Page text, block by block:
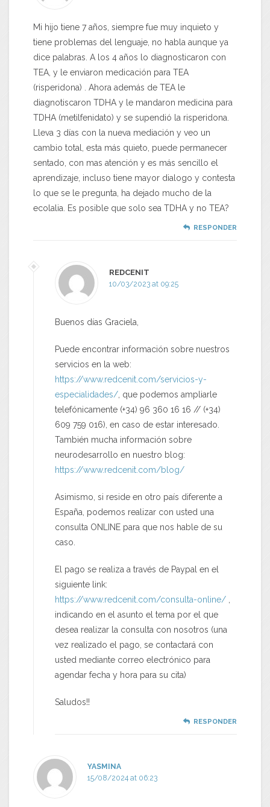
Mi hijo tiene 7 años, siempre fue muy inquieto y
tiene problemas del lenguaje, no habla aunque ya
dice palabras. A los 4 años lo diagnosticaron con
TEA, y le enviaron medicación para TEA
(risperidona) . Ahora además de TEA le
diagnotiscaron TDHA y le mandaron medicina para
TDHA (metilfenidato) y se supendió la risperidona.
Lleva 3 días con la nueva mediación y veo un
cambio total, esta más quieto, puede permanecer
sentado, con mas atención y es más sencillo el
aprendizaje, incluso tiene mayor dialogo y contesta
lo que se le pregunta, ha dejado mucho de la
ecolalia. Es posible que solo sea TDHA y no TEA?
RESPONDER
REDCENIT
10/03/2023 at 09:25
Buenos días Graciela,
Puede encontrar información sobre nuestros
servicios en la web:
https://www.redcenit.com/servicios-y-
especialidades/ , que podemos ampliarle
telefónicamente (+34) 96 360 16 16 // (+34)
609 759 016), en caso de estar interesado.
También mucha información sobre
neurodesarrollo en nuestro blog:
https://www.redcenit.com/blog/
Asimismo, si reside en otro país diferente a
España, podemos realizar con usted una
consulta ONLINE para que nos hable de su
caso.
El pago se realiza a través de Paypal en el
siguiente link:
https://www.redcenit.com/consulta-online/
indicando en el asunto el tema por el que
desea realizar la consulta con nosotros (una
vez realizado el pago, se contactará con
usted mediante correo electrónico para
agendar fecha y hora para su cita)
Saludos!!
RESPONDER
YASMINA
15/08/2024 at 06:23